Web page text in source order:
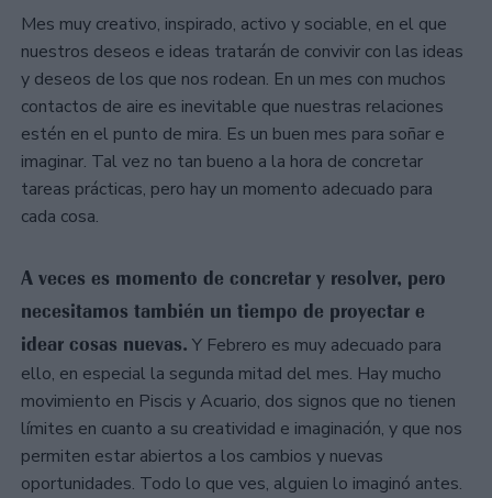
Mes muy creativo, inspirado, activo y sociable, en el que
nuestros deseos e ideas tratarán de convivir con las ideas
y deseos de los que nos rodean. En un mes con muchos
contactos de aire es inevitable que nuestras relaciones
estén en el punto de mira. Es un buen mes para soñar e
imaginar. Tal vez no tan bueno a la hora de concretar
tareas prácticas, pero hay un momento adecuado para
cada cosa.
A veces es momento de concretar y resolver, pero
necesitamos también un tiempo de proyectar e
idear cosas nuevas. Y Febrero es muy adecuado para
ello, en especial la segunda mitad del mes. Hay mucho
movimiento en Piscis y Acuario, dos signos que no tienen
límites en cuanto a su creatividad e imaginación, y que nos
permiten estar abiertos a los cambios y nuevas
oportunidades. Todo lo que ves, alguien lo imaginó antes.